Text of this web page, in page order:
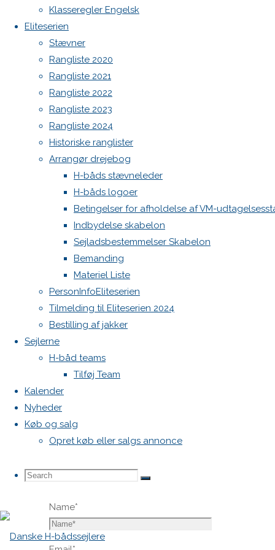
Klasseregler Engelsk
Eliteserien
Stævner
Rangliste 2020
Rangliste 2021
Rangliste 2022
Rangliste 2023
Rangliste 2024
Historiske ranglister
Arrangør drejebog
H-båds stævneleder
H-båds logoer
Betingelser for afholdelse af VM-
Indbydelse skabelon
Sejladsbestemmelser Skabelon
Bemanding
Materiel Liste
PersonInfoEliteserien
Tilmelding til Eliteserien 2024
Bestilling af jakker
Sejlerne
H-båd teams
Tilføj Team
Kalender
Nyheder
Køb og salg
Opret køb eller salgs annonce
Search
Search
Search
Previous
image
Next
image
Skriv
et
svar
Din e-
mailadresse
vil ikke
blive
publiceret.
Krævede
felter er
markeret
med
*
Comment
Name*
WordPress.org